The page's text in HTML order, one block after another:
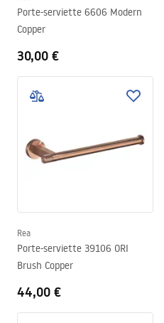
Porte-serviette 6606 Modern
Copper
30,00 €
Rea
Porte-serviette 39106 ORI
Brush Copper
44,00 €